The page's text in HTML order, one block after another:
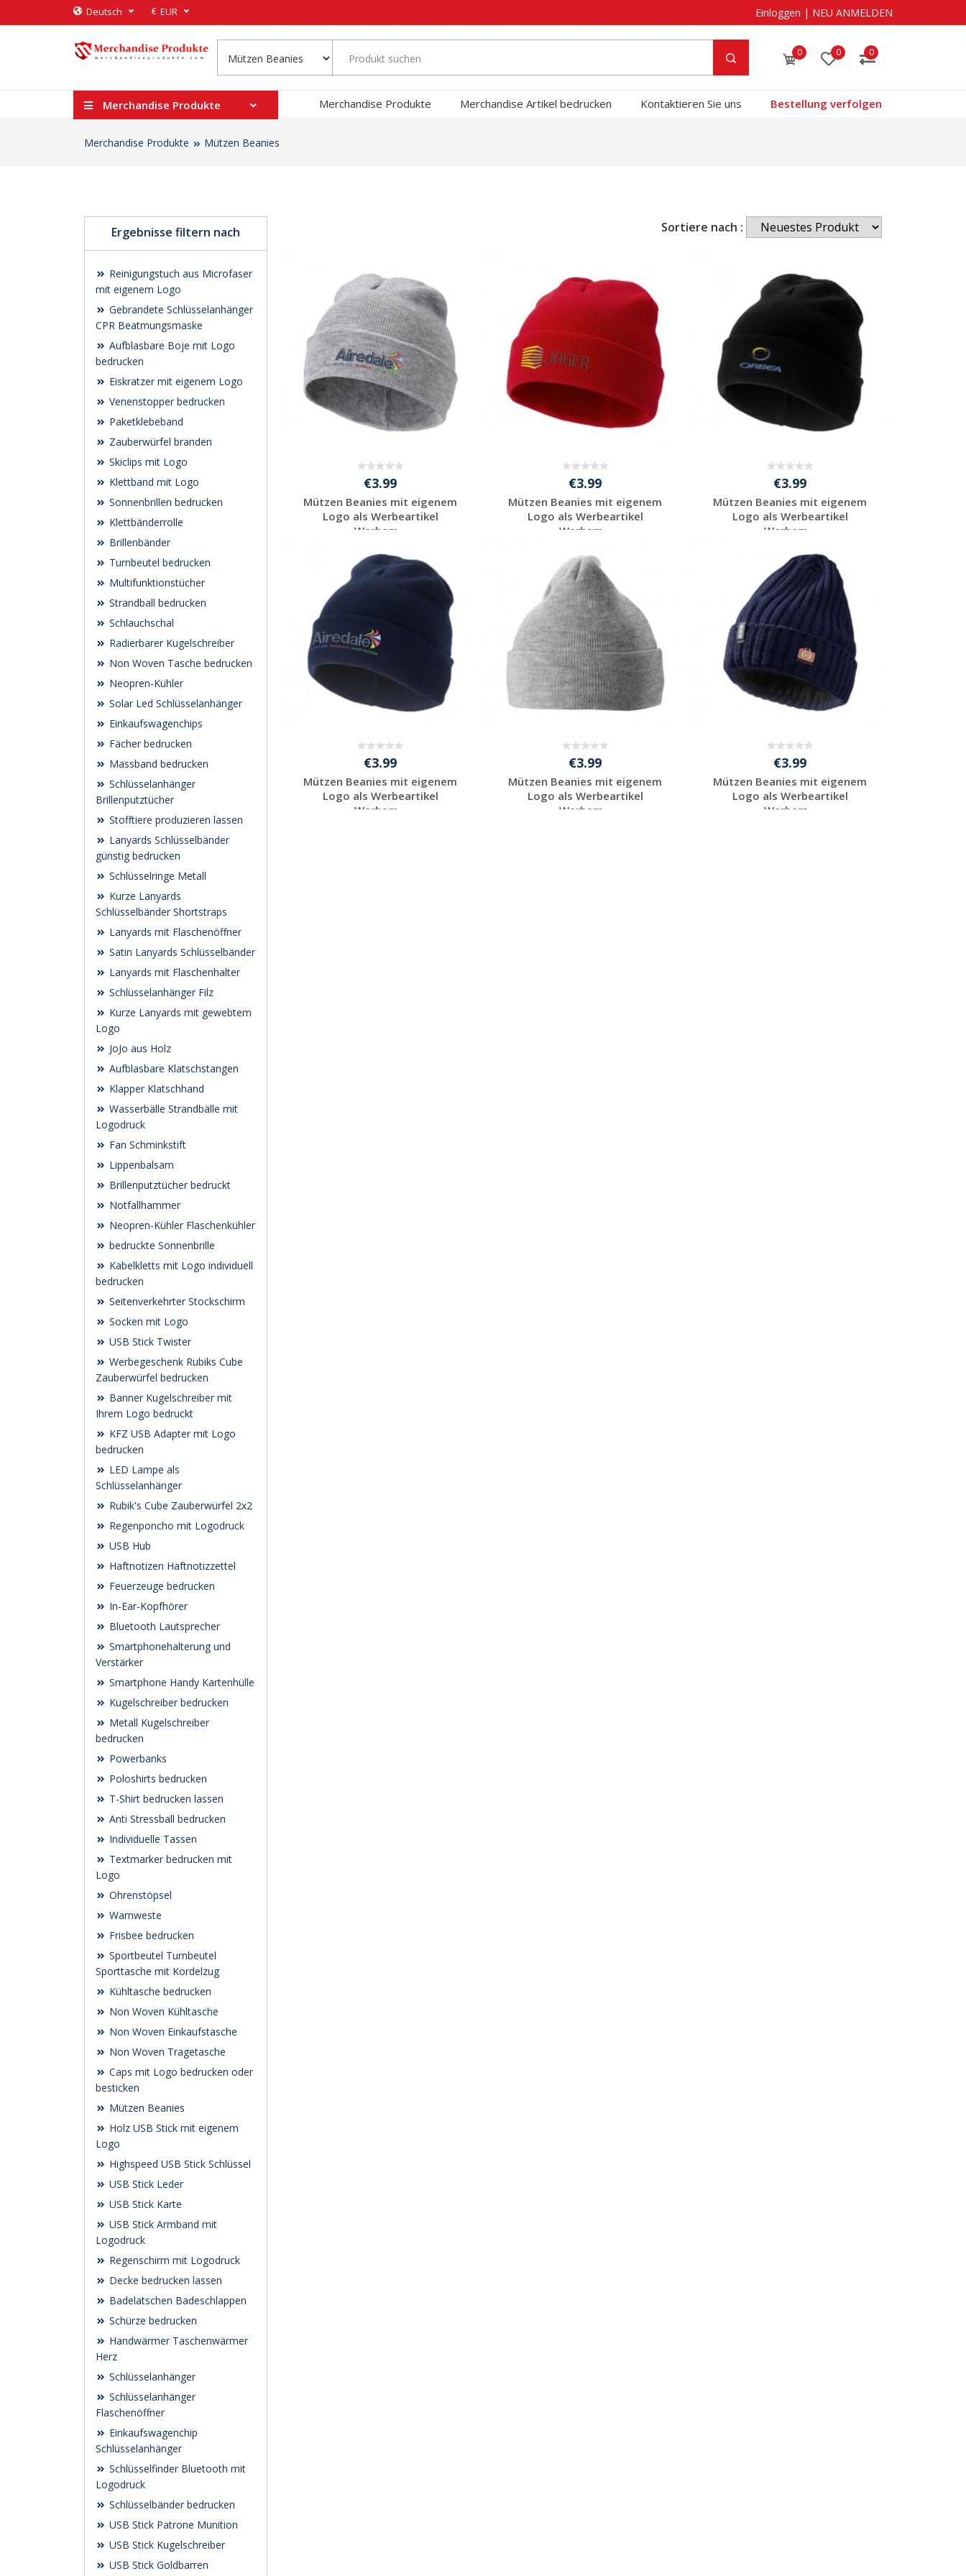
Deutsch € EUR Einloggen | NEU ANMELDEN
0 0 0
Merchandise Produkte Merchandise Produkte Merchandise Artikel bedrucken Kontaktieren Sie uns Bestellung verfolgen
Merchandise Produkte Mützen Beanies
Ergebnisse filtern nach
Reinigungstuch aus Microfaser
mit eigenem Logo
Gebrandete Schlüsselanhänger
CPR Beatmungsmaske
Aufblasbare Boje mit Logo
bedrucken
Eiskratzer mit eigenem Logo
Venenstopper bedrucken
Paketklebeband
Zauberwürfel branden
Skiclips mit Logo
Klettband mit Logo
Sonnenbrillen bedrucken
Klettbänderrolle
Brillenbänder
Turnbeutel bedrucken
Multifunktionstücher
Strandball bedrucken
Schlauchschal
Radierbarer Kugelschreiber
Non Woven Tasche bedrucken
Neopren-Kühler
Solar Led Schlüsselanhänger
Einkaufswagenchips
Fächer bedrucken
Massband bedrucken
Schlüsselanhänger
Brillenputztücher
Stofftiere produzieren lassen
Lanyards Schlüsselbänder
günstig bedrucken
Schlüsselringe Metall
Kurze Lanyards
Schlüsselbänder Shortstraps
Lanyards mit Flaschenöffner
Satin Lanyards Schlüsselbänder
Lanyards mit Flaschenhalter
Schlüsselanhänger Filz
Kurze Lanyards mit gewebtem
Logo
JoJo aus Holz
Aufblasbare Klatschstangen
Klapper Klatschhand
Wasserbälle Strandbälle mit
Logodruck
Fan Schminkstift
Lippenbalsam
Brillenputztücher bedruckt
Notfallhammer
Neopren-Kühler Flaschenkühler
bedruckte Sonnenbrille
Kabelkletts mit Logo individuell
bedrucken
Seitenverkehrter Stockschirm
Socken mit Logo
USB Stick Twister
Werbegeschenk Rubiks Cube
Zauberwürfel bedrucken
Banner Kugelschreiber mit
Ihrem Logo bedruckt
KFZ USB Adapter mit Logo
bedrucken
LED Lampe als
Schlüsselanhänger
Rubik's Cube Zauberwürfel 2x2
Regenponcho mit Logodruck
USB Hub
Haftnotizen Haftnotizzettel
Feuerzeuge bedrucken
In-Ear-Kopfhörer
Bluetooth Lautsprecher
Smartphonehalterung und
Verstärker
Smartphone Handy Kartenhülle
Kugelschreiber bedrucken
Metall Kugelschreiber
bedrucken
Powerbanks
Poloshirts bedrucken
T-Shirt bedrucken lassen
Anti Stressball bedrucken
Individuelle Tassen
Textmarker bedrucken mit
Logo
Ohrenstöpsel
Warnweste
Frisbee bedrucken
Sportbeutel Turnbeutel
Sporttasche mit Kordelzug
Kühltasche bedrucken
Non Woven Kühltasche
Non Woven Einkaufstasche
Non Woven Tragetasche
Caps mit Logo bedrucken oder
besticken
Mützen Beanies
Holz USB Stick mit eigenem
Logo
Highspeed USB Stick Schlüssel
USB Stick Leder
USB Stick Karte
USB Stick Armband mit
Logodruck
Regenschirm mit Logodruck
Decke bedrucken lassen
Badelatschen Badeschlappen
Schürze bedrucken
Handwärmer Taschenwärmer
Herz
Schlüsselanhänger
Schlüsselanhänger
Flaschenöffner
Einkaufswagenchip
Schlüsselanhänger
Schlüsselfinder Bluetooth mit
Logodruck
Schlüsselbänder bedrucken
USB Stick Patrone Munition
USB Stick Kugelschreiber
USB Stick Goldbarren
Sortiere nach :
€3.99
Mützen Beanies mit eigenem
Logo als Werbeartikel
Werbem...
anfragen
€3.99
Mützen Beanies mit eigenem
Logo als Werbeartikel
Werbem...
anfragen
€3.99
Mützen Beanies mit eigenem
Logo als Werbeartikel
Werbem...
anfragen
€3.99
Mützen Beanies mit eigenem
Logo als Werbeartikel
Werbem...
€3.99
Mützen Beanies mit eigenem
Logo als Werbeartikel
Werbem...
€3.99
Mützen Beanies mit eigenem
Logo als Werbeartikel
Werbem...